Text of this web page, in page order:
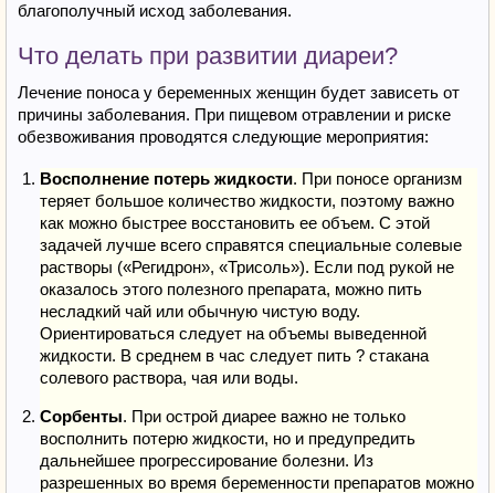
благополучный исход заболевания.
Что делать при развитии диареи?
Лечение поноса у беременных женщин будет зависеть от
причины заболевания. При пищевом отравлении и риске
обезвоживания проводятся следующие мероприятия:
Восполнение потерь жидкости. При поносе организм
теряет большое количество жидкости, поэтому важно
как можно быстрее восстановить ее объем. С этой
задачей лучше всего справятся специальные солевые
растворы («Регидрон», «Трисоль»). Если под рукой не
оказалось этого полезного препарата, можно пить
несладкий чай или обычную чистую воду.
Ориентироваться следует на объемы выведенной
жидкости. В среднем в час следует пить ? стакана
солевого раствора, чая или воды.
Сорбенты. При острой диарее важно не только
восполнить потерю жидкости, но и предупредить
дальнейшее прогрессирование болезни. Из
разрешенных во время беременности препаратов можно